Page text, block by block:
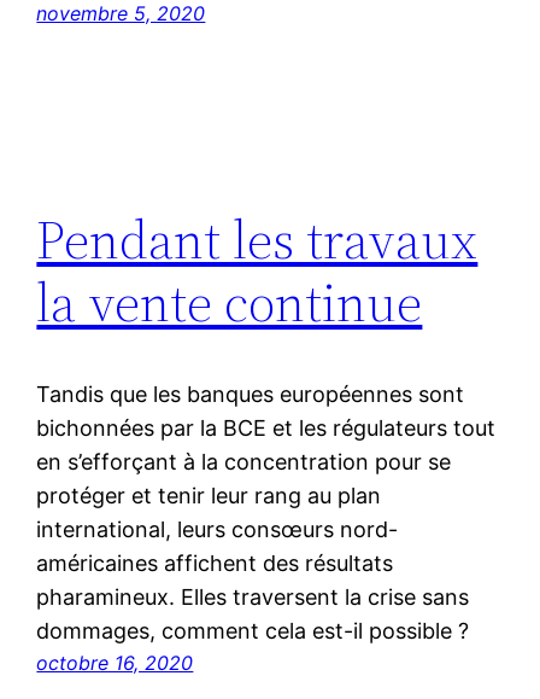
novembre 5, 2020
Pendant les travaux
la vente continue
Tandis que les banques européennes sont
bichonnées par la BCE et les régulateurs tout
en s’efforçant à la concentration pour se
protéger et tenir leur rang au plan
international, leurs consœurs nord-
américaines affichent des résultats
pharamineux. Elles traversent la crise sans
dommages, comment cela est-il possible ?
octobre 16, 2020